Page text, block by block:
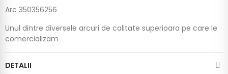
Arc 350356256
Unul dintre diversele arcuri de calitate superioara pe care le
comercializam
DETALII